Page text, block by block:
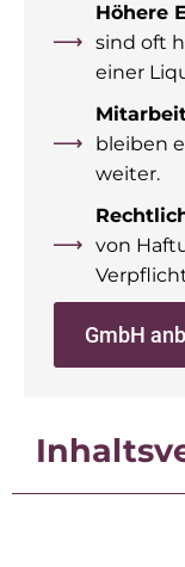
Höhere
sind oft
einer
bleiben
weiter.
von
GmbH